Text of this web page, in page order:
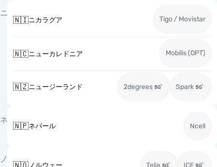
ニ
🇳🇮ニカラグア Tigo / Movistar
🇳🇨ニューカレドニア Mobilis (OPT)
🇳🇿ニュージーランド 2degrees Spark
ネ
🇳🇵ネパール Ncell
ノ
🇳🇴ノルウェー Telia ICE